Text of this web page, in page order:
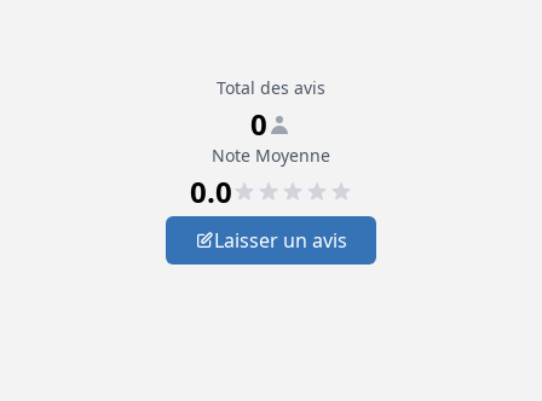
Total des avis
0
Note Moyenne
0.0
Laisser un avis